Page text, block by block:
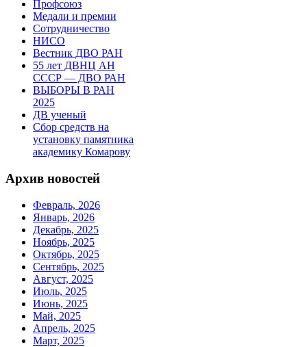
Профсоюз
Медали и премии
Сотрудничество
НИСО
Вестник ДВО РАН
55 лет ДВНЦ АН
СССР — ДВО РАН
ВЫБОРЫ В РАН
2025
ДВ ученый
Сбор средств на
установку памятника
академику Комарову
Архив новостей
Февраль, 2026
Январь, 2026
Декабрь, 2025
Ноябрь, 2025
Октябрь, 2025
Сентябрь, 2025
Август, 2025
Июль, 2025
Июнь, 2025
Май, 2025
Апрель, 2025
Март, 2025